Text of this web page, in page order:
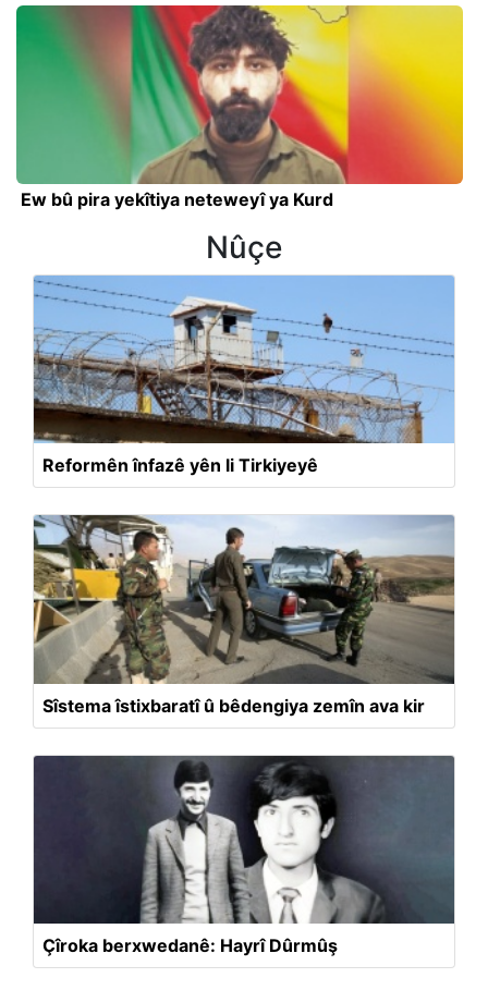
Ew bû pira yekîtiya neteweyî ya Kurd
Nûçe
Reformên înfazê yên li Tirkiyeyê
Sîstema îstixbaratî û bêdengiya zemîn ava kir
Çîroka berxwedanê: Hayrî Dûrmûş